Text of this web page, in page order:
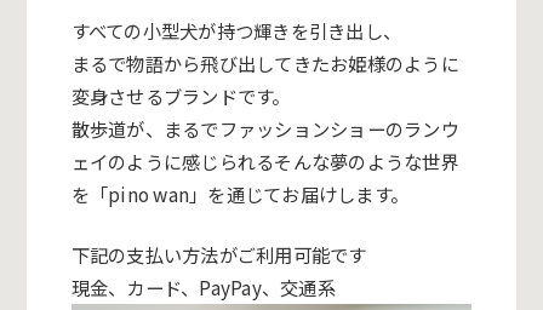
すべての小型犬が持つ輝きを引き出し、
まるで物語から飛び出してきたお姫様のように
変身させるブランドです。
散歩道が、まるでファッションショーのランウ
ェイのように感じられるそんな夢のような世界
を「pino wan」を通じてお届けします。
下記の支払い方法がご利用可能です
現金、カード、PayPay、交通系